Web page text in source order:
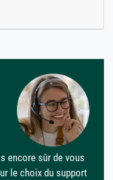
encore sûr de vous
le choix du support